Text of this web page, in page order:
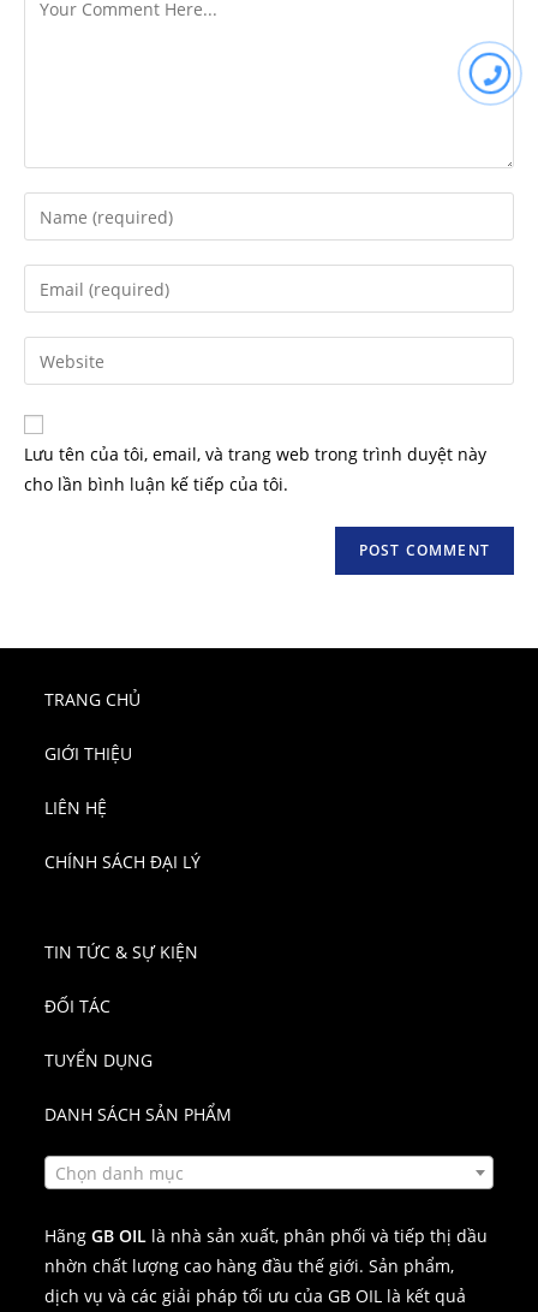
Lưu tên của tôi, email, và trang web trong trình duyệt này
cho lần bình luận kế tiếp của tôi.
TRANG CHỦ
GIỚI THIỆU
LIÊN HỆ
CHÍNH SÁCH ĐẠI LÝ
TIN TỨC & SỰ KIỆN
ĐỐI TÁC
TUYỂN DỤNG
DANH SÁCH SẢN PHẨM
Chọn danh mục
HãngGB OIL là nhà sản xuất, phân phối và tiếp thị dầu
nhờn chất lượng cao hàng đầu thế giới. Sản phẩm,
dịch vụ và các giải pháp tối ưu của GB OIL là kết quả